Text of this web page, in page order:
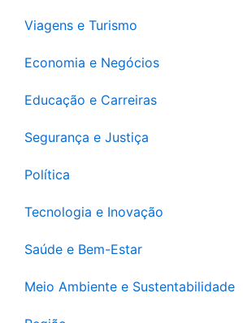
Viagens e Turismo
Economia e Negócios
Educação e Carreiras
Segurança e Justiça
Política
Tecnologia e Inovação
Saúde e Bem-Estar
Meio Ambiente e Sustentabilidade